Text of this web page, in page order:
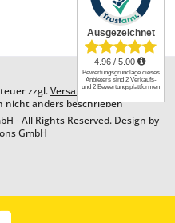
zzgl.Versandkostenund ggf.
nicht anders beschrieben
- All Rights Reserved. Design by
GmbH